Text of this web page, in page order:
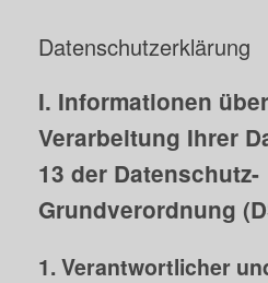
Datenschutzerklärung
I. Informationen
Verarbeitung Ihrer
13 der Datenschutz-
Grundverordnung
1. Verantwortlicher